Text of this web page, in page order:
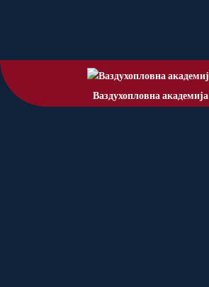
Ваздухопловна академија